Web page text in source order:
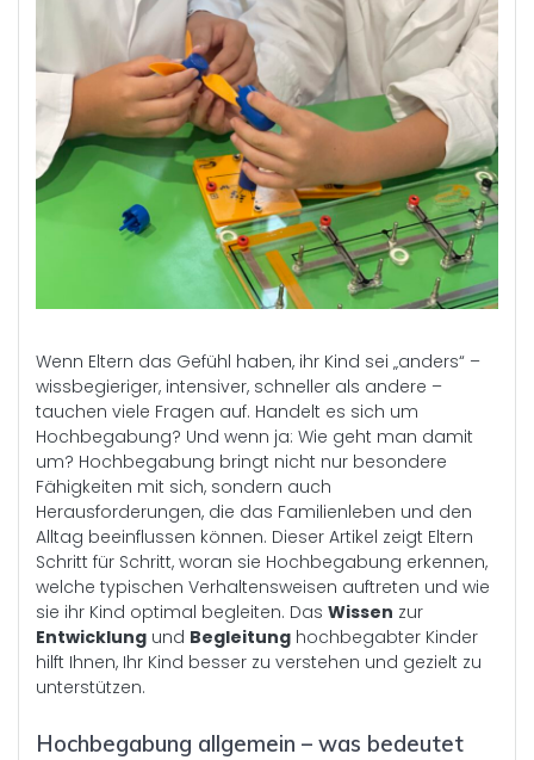
Wenn Eltern das Gefühl haben, ihr Kind sei „anders“ –
wissbegieriger, intensiver, schneller als andere –
tauchen viele Fragen auf. Handelt es sich um
Hochbegabung? Und wenn ja: Wie geht man damit
um? Hochbegabung bringt nicht nur besondere
Fähigkeiten mit sich, sondern auch
Herausforderungen, die das Familienleben und den
Alltag beeinflussen können. Dieser Artikel zeigt Eltern
Schritt für Schritt, woran sie Hochbegabung erkennen,
welche typischen Verhaltensweisen auftreten und wie
sie ihr Kind optimal begleiten. Das Wissen zur
Entwicklung und Begleitung hochbegabter Kinder
hilft Ihnen, Ihr Kind besser zu verstehen und gezielt zu
unterstützen.
Hochbegabung allgemein – was bedeutet